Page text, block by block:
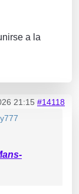
a la
21:15 #14118